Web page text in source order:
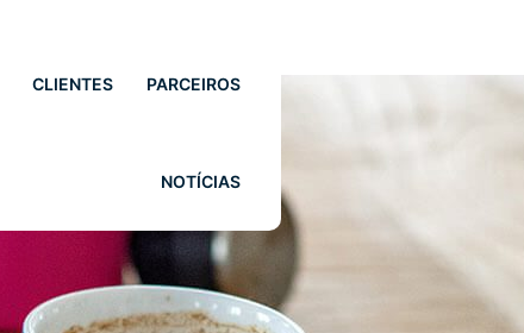
CLIENTES PARCEIROS
NOTÍCIAS